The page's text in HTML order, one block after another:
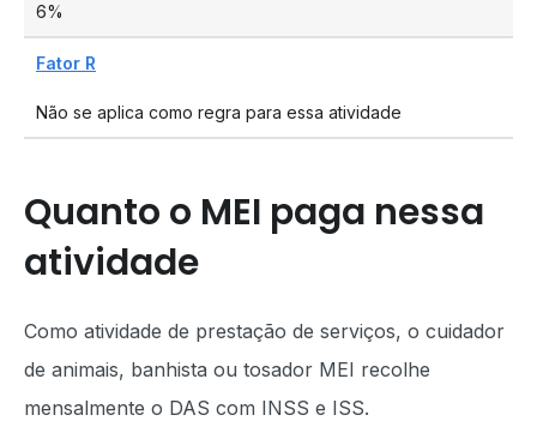
6%
Fator R
Não se aplica como regra para essa atividade
Quanto o MEI paga nessa
atividade
Como atividade de prestação de serviços, o cuidador
de animais, banhista ou tosador MEI recolhe
mensalmente o DAS com INSS e ISS.